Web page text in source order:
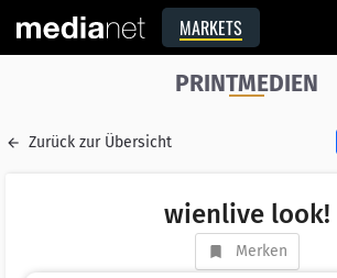
MARKETS
PRINTMEDIEN
Zurück zur Übersicht
wienlive look!
Merken